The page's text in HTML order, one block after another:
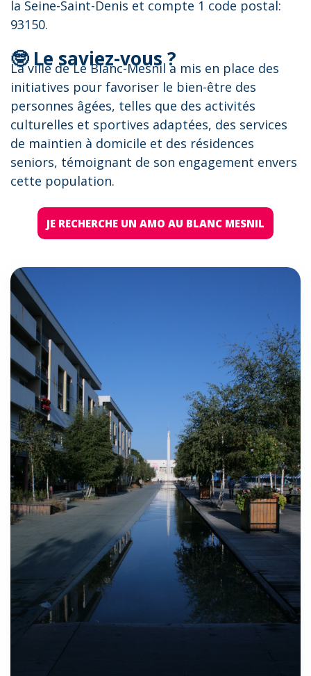
la Seine-Saint-Denis et compte 1 code postal:
93150.
🤓 Le saviez-vous ?
La ville de Le Blanc-Mesnil a mis en place des
initiatives pour favoriser le bien-être des
personnes âgées, telles que des activités
culturelles et sportives adaptées, des services
de maintien à domicile et des résidences
seniors, témoignant de son engagement envers
cette population.
JE RECHERCHE UN AMO AU BLANC MESNIL